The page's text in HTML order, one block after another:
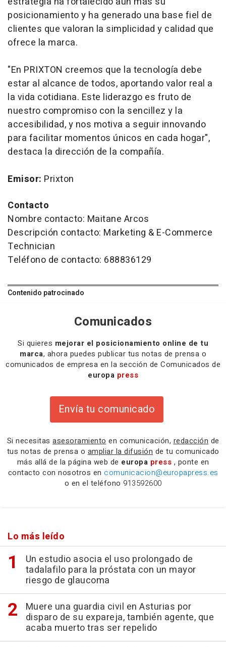
posicionamiento y ha generado una base fiel de
clientes que valoran la simplicidad y calidad que
ofrece la marca.
"En PRIXTON creemos que la tecnología debe
estar al alcance de todos, aportando valor real a
la vida cotidiana. Este liderazgo es fruto de
nuestro compromiso con la sencillez y la
accesibilidad, y nos motiva a seguir innovando
para facilitar momentos únicos en cada hogar",
destaca la dirección de la compañía.
Emisor: Prixton
Contacto
Nombre contacto: Maitane Arcos
Descripción contacto: Marketing & E-Commerce
Technician
Teléfono de contacto: 688836129
Contenido patrocinado
Comunicados
Si quieres mejorar el posicionamiento online de tu
marca, ahora puedes publicar tus notas de prensa o
comunicados de empresa en la sección de Comunicados de
europa press
Envía tu comunicado
Si necesitas asesoramiento en comunicación, redacción de
tus notas de prensa o ampliar la difusión de tu comunicado
más allá de la página web de europa press , ponte en
contacto con nosotros en comunicacion@europapress.es
o en el teléfono 913592600
Lo más leído
Un estudio asocia el uso prolongado de
tadalafilo para la próstata con un mayor
riesgo de glaucoma
Muere una guardia civil en Asturias por
disparo de su expareja, también agente, que
acaba muerto tras ser repelido